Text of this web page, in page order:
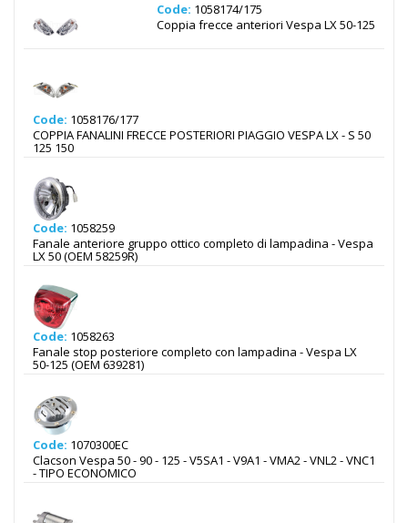
Code: 1058174/175
Coppia frecce anteriori Vespa LX 50-125
Code: 1058176/177
COPPIA FANALINI FRECCE POSTERIORI PIAGGIO VESPA LX - S 50
125 150
Code: 1058259
Fanale anteriore gruppo ottico completo di lampadina - Vespa
LX 50 (OEM 58259R)
Code: 1058263
Fanale stop posteriore completo con lampadina - Vespa LX
50-125 (OEM 639281)
Code: 1070300EC
Clacson Vespa 50 - 90 - 125 - V5SA1 - V9A1 - VMA2 - VNL2 - VNC1
- TIPO ECONOMICO